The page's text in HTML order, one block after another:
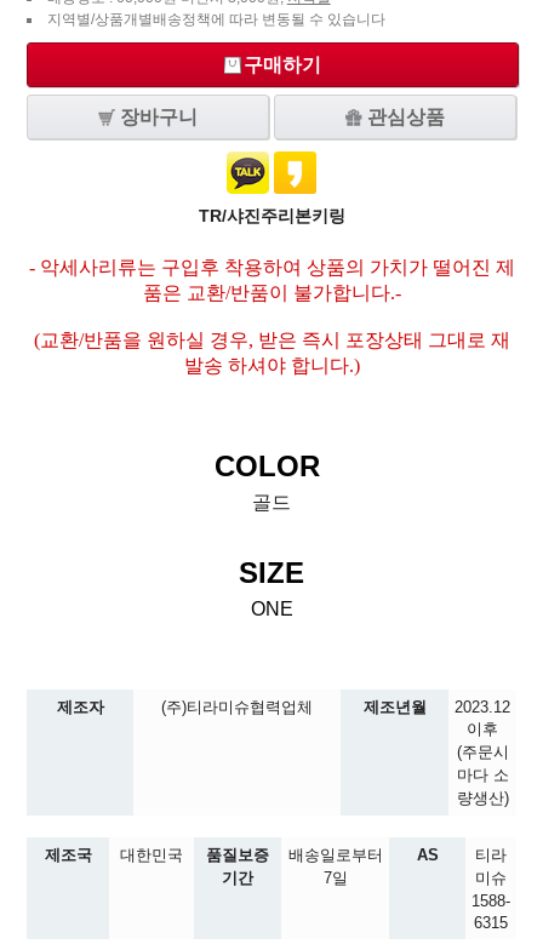
지역별/상품개별배송정책에 따라 변동될 수 있습니다
구매하기
장바구니 관심상품
TR/샤진주리본키링
- 악세사리류는 구입후 착용하여 상품의 가치가 떨어진 제
품은 교환/반품이 불가합니다.-
(교환/반품을 원하실 경우, 받은 즉시 포장상태 그대로 재
발송 하셔야 합니다.)
COLOR
골드
SIZE
ONE
제조자 (주)티라미슈협력업체 제조년월
2023.12
이후
(주문시
마다 소
량생산)
제조국 대한민국
품질보증
기간
배송일로부터
7일
AS
티라
미슈
1588-
6315